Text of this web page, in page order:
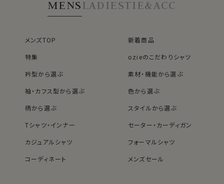
MENSLADIESTIE&ACC
メンズTOP
新着商品
特集
ozieのこだわりシャツ
衿型から選ぶ
素材・機能から選ぶ
袖・カフス型から選ぶ
色から選ぶ
柄から選ぶ
スタイルから選ぶ
Tシャツ・インナー
セーター・カーディガン
カジュアルシャツ
フォーマルシャツ
コーディネート
メンズセール